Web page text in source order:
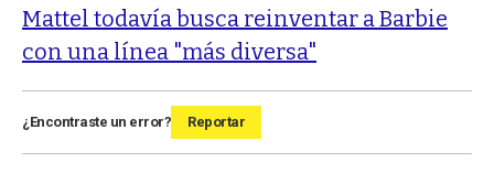
Mattel todavía busca reinventar a Barbie
con una línea "más diversa"
¿Encontraste un error? Reportar